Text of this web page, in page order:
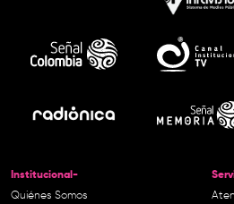
Institucional-
Quiénes Somos